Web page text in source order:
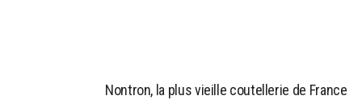
Nontron, la plus vieille coutellerie de France